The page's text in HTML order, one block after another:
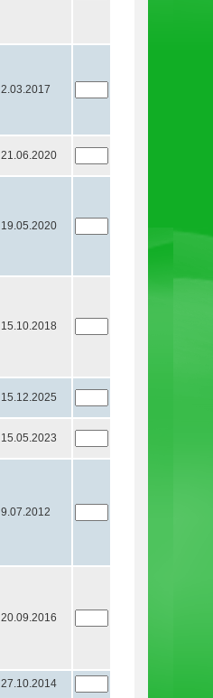
2.03.2017
21.06.2020
19.05.2020
15.10.2018
15.12.2025
15.05.2023
9.07.2012
20.09.2016
27.10.2014